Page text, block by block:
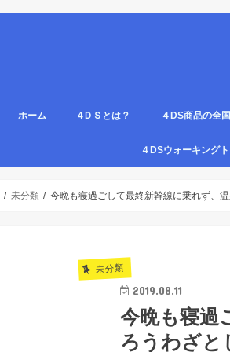
ホーム 4ＤＳとは？
医療従事者,学生のための語呂合わせ
４DS商品の全
４DSの公認ク
4DS腸腹ペタベ
４DS螺旋ソック
４DSウォーキン
未分類 今晩も寝過ごして最終新幹線に乗れず、
未分類
2019.08.11
今晩も寝過
ろうわざと